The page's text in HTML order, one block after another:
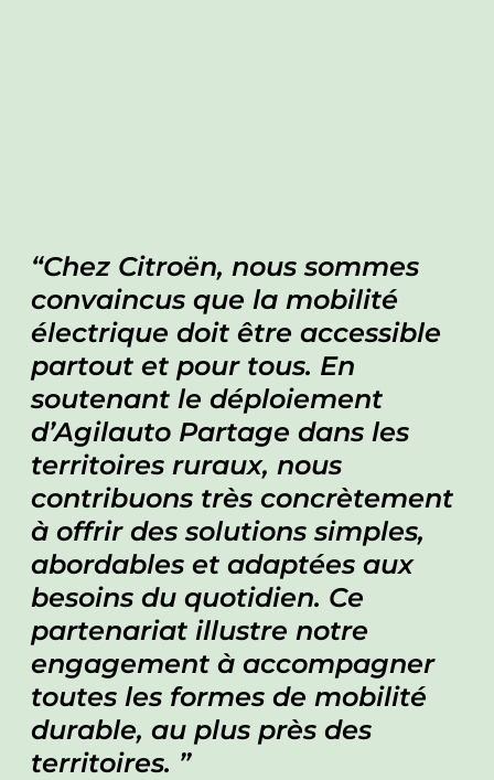
Chez Citroën, nous sommes
convaincus que la mobilité
électrique doit être accessible
partout et pour tous. En
soutenant le déploiement
d’Agilauto Partage dans les
territoires ruraux, nous
contribuons très concrètement
à offrir des solutions simples,
abordables et adaptées aux
besoins du quotidien. Ce
partenariat illustre notre
engagement à accompagner
toutes les formes de mobilité
durable, au plus près des
territoires.